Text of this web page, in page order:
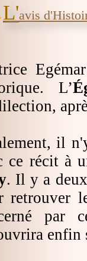
L'avis
L’
il
ce récit à
. Il y a
retrouver
par
enfin